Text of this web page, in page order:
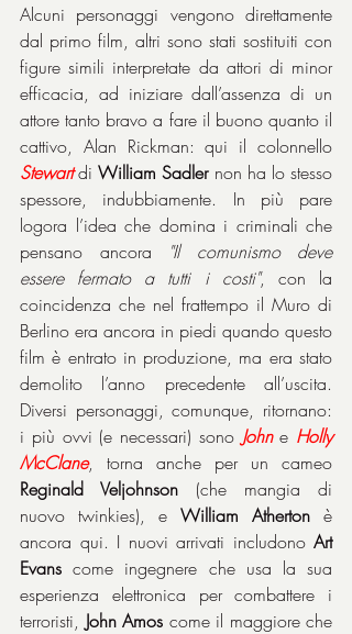
Alcuni personaggi vengono direttamente
dal primo film, altri sono stati sostituiti con
figure simili interpretate da attori di minor
efficacia, ad iniziare dall’assenza di un
attore tanto bravo a fare il buono quanto il
Stewart di William Sadler non ha lo stesso
spessore, indubbiamente. In più pare
logora l’idea che domina i criminali che
pensano ancora
"Il comunismo deve
essere fermato a tutti i costi", con la
coincidenza che nel frattempo il Muro di
Berlino era ancora in piedi quando questo
film è entrato in produzione, ma era stato
demolito l’anno precedente all’uscita.
Diversi personaggi, comunque, ritornano:
i più ovvi (e necessari) sono John e Holly
McClane
Reginald Veljohnson (che mangia di
nuovo twinkies), e William Atherton è
ancora qui. I nuovi arrivati includono Art
Evans come ingegnere che usa la sua
esperienza elettronica per combattere i
terroristi, John Amos come il maggiore che